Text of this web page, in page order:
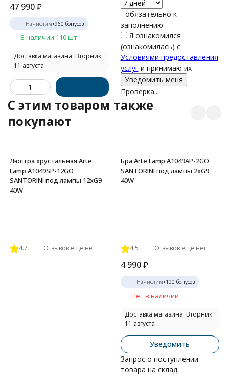
47 990₽
Начислим+960 бонусов
В наличии 110 шт.
Доставка магазина: Вторник
11 августа
- обязательно к
заполнению
Я ознакомился
(ознакомилась) с
Условиями предоставления
услуги принимаю их
Проверка...
C этим товаром также
покупают
Люстра хрустальная Arte
Lamp A1049SP-12GO
SANTORINI под лампы 12xG9
40W
4.7 Отзывов ещё нет
Бра Arte Lamp A1049AP-2GO
SANTORINI под лампы 2xG9
40W
4.5 Отзывов ещё нет
4 990 ₽
Начислим+100 бонусов
Нет в наличии
Доставка магазина: Вторник
11 августа
Уведомить
Запрос о поступлении
товара на склад